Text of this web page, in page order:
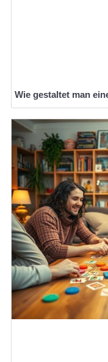
Wie gestaltet man